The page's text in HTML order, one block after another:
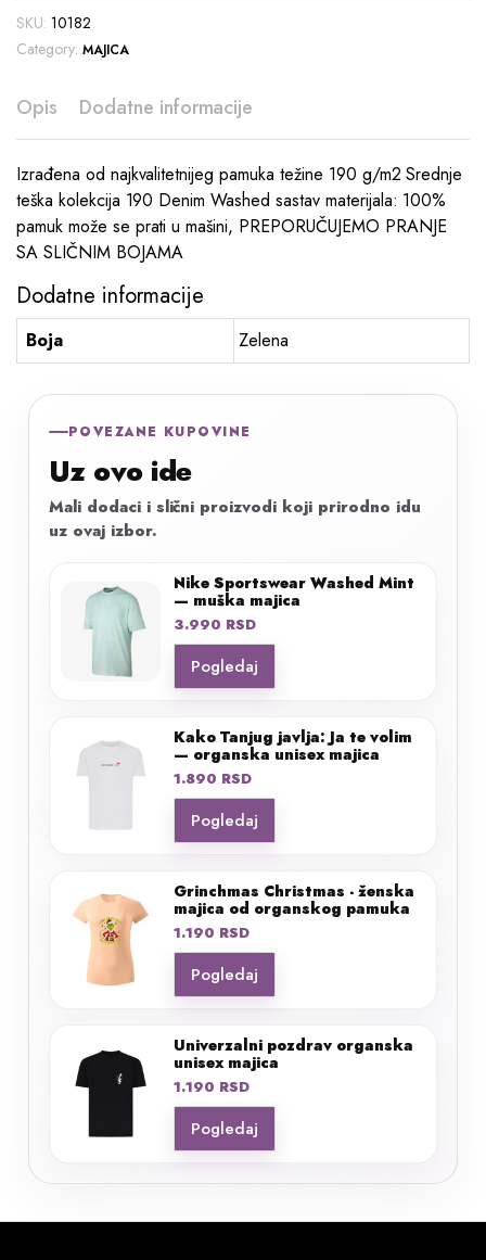
SKU: 10182
Category: MAJICA
Opis Dodatne informacije
Izrađena od najkvalitetnijeg pamuka težine 190 g/m2 Srednje
teška kolekcija 190 Denim Washed sastav materijala: 100%
pamuk može se prati u mašini, PREPORUČUJEMO PRANJE
SA SLIČNIM BOJAMA
Dodatne informacije
Boja Zelena
POVEZANE KUPOVINE
Uz ovo ide
Mali dodaci i slični proizvodi koji prirodno idu
uz ovaj izbor.
Nike Sportswear Washed Mint
— muška majica
3.990 RSD
Pogledaj
Kako Tanjug javlja: Ja te volim
— organska unisex majica
1.890 RSD
Pogledaj
Grinchmas Christmas - ženska
majica od organskog pamuka
1.190 RSD
Pogledaj
Univerzalni pozdrav organska
unisex majica
1.190 RSD
Pogledaj